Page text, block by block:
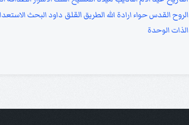
الروح القدسحواء ارادة الله الطريق القلق داود البحث
الذات الوحدة